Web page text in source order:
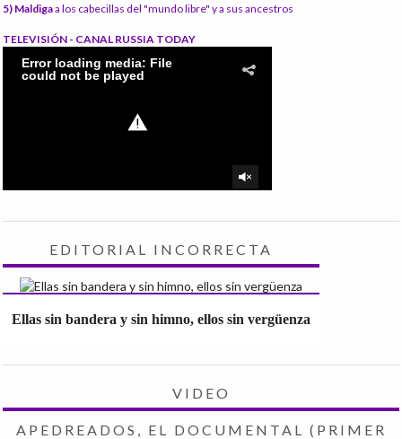
5) Maldigaa los cabecillas del "mundo libre" y a sus ancestros
TELEVISIÓN - CANAL RUSSIA TODAY
EDITORIAL INCORRECTA
Ellas sin bandera y sin himno, ellos sin vergüenza
VIDEO
APEDREADOS, EL DOCUMENTAL (PRIMER